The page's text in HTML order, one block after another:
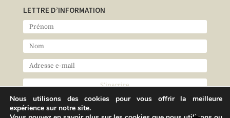
LETTRE D’INFORMATION
Nous utilisons des cookies pour vous offrir la meilleure
expérience sur notre site.